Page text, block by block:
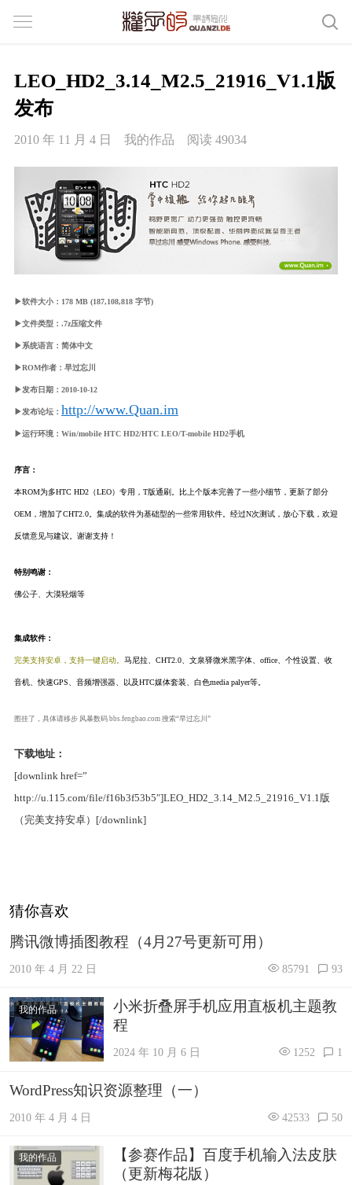
LEO_HD2_3.14_M2.5_21916_V1.1版
发布
2010 年 11 月 4 日 我的作品 阅读 49034
▶软件大小：178 MB (187,108,818 字节)
▶文件类型：.7z压缩文件
▶系统语言：简体中文
▶ROM作者：早过忘川
▶发布日期：2010-10-12
▶发布论坛： http://www.Quan.im
▶运行环境：Win/mobile HTC HD2/HTC LEO/T-mobile HD2手机
序言：
本ROM为多HTC HD2（LEO）专用，T版通刷。比上个版本完善了一些小细节，更新了部分
OEM，增加了CHT2.0。集成的软件为基础型的一些常用软件。经过N次测试，放心下载，欢迎
反馈意见与建议。谢谢支持！
特别鸣谢：
佛公子、大漠轻烟等
集成软件：
完美支持安卓，支持一键启动。 马尼拉、CHT2.0、文泉驿微米黑字体、office、个性设置、收
音机、快速GPS、音频增强器、以及HTC媒体套装、白色media palyer等。
图挂了，具体请移步 风暴数码 bbs.fengbao.com 搜索“早过忘川”
下载地址：
[downlink href=”
http://u.115.com/file/f16b3f53b5″]LEO_HD2_3.14_M2.5_21916_V1.1版
（完美支持安卓）[/downlink]
猜你喜欢
腾讯微博插图教程（4月27号更新可用）
2010 年 4 月 22 日 85791 93
我的作品
小米折叠屏手机应用直板机主题教
程
2024 年 10 月 6 日 1252 1
WordPress知识资源整理（一）
2010 年 4 月 4 日 42533 50
我的作品
【参赛作品】百度手机输入法皮肤
（更新梅花版）